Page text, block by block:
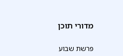
מדורי תוכן
פרשת שבוע